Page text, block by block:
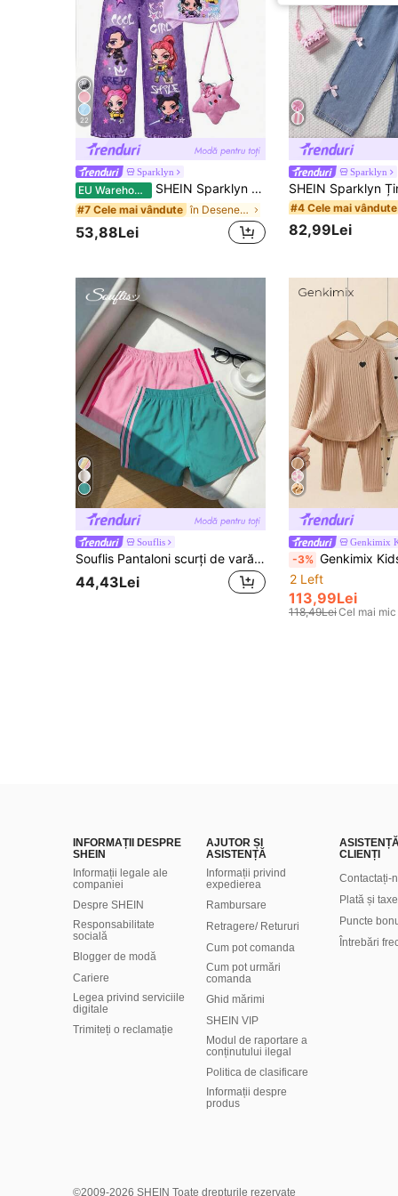
22
Sparklyn
EU Warehouse SHEIN Sparklyn Set de 2 piese pentru fete, tricou mov cu mânecă scurtă și guler rotund, cu imprimeu drăguț de desene animate anime, pantaloni lungi cu croială dreaptă și imprimeu de imitație denim, cu buzunare, ținută de modă pentru copii de vară, vibrație estivală vibrantă, atrăgătoare pentru călătorii și școală
#7 Cele mai vândute în Desene animate Tricouri coordonate pentru fete
53,88Lei
Sparklyn
#4 Cele mai vândute
82,99Lei
Souflis
Souflis Pantaloni scurți de vară cu dungi pentru fete, din material moale și confortabil, casual pentru copii, cu talie elastică, dungi fine, pentru zi de zi
44,43Lei
Genkimix
-3% Genkimix Kids Set 3 piese pentru fetițe toddler, nou, din pluș, cu dungi duble, guler rotund, tiv curbat, mânecă
2 Left
113,99Lei
118,49LeiCel mai
INFORMAȚII DESPRE
SHEIN
Informații legale ale
companiei
Despre SHEIN
Responsabilitate
socială
Blogger de modă
Cariere
Legea privind serviciile
digitale
Trimiteți o reclamație
AJUTOR ȘI
ASISTENȚĂ
Informații privind
expedierea
Rambursare
Retragere/ Retururi
Cum pot comanda
Cum pot urmări
comanda
Ghid mărimi
SHEIN VIP
Modul de raportare a
conținutului ilegal
Politica de clasificare
​Informații despre
produs
CLIENȚI
Contactați-
Plată și taxe
Puncte
Întrebări
©2009-2026 SHEIN Toate drepturile rezervate